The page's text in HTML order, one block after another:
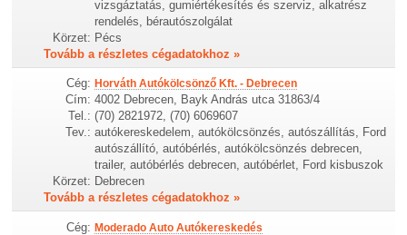
vizsgáztatás, gumiértékesítés és szerviz, alkatrész
rendelés, bérautószolgálat
Körzet: Pécs
Tovább a részletes cégadatokhoz »
Cég: Horváth Autókölcsönző Kft. - Debrecen
Cím: 4002 Debrecen, Bayk András utca 31863/4
Tel.: (70) 2821972, (70) 6069607
Tev.: autókereskedelem, autókölcsönzés, autószállítás, Ford
autószállító, autóbérlés, autókölcsönzés debrecen,
trailer, autóbérlés debrecen, autóbérlet, Ford kisbuszok
Körzet: Debrecen
Tovább a részletes cégadatokhoz »
Cég: Moderado Auto Autókereskedés